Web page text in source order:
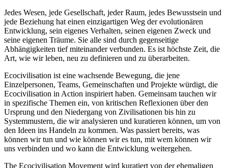
Jedes Wesen, jede Gesellschaft, jeder Raum, jedes Bewusstsein und
jede Beziehung hat einen einzigartigen Weg der evolutionären
Entwicklung, sein eigenes Verhalten, seinen eigenen Zweck und
seine eigenen Träume. Sie alle sind durch gegenseitige
Abhängigkeiten tief miteinander verbunden. Es ist höchste Zeit, die
Art, wie wir leben, neu zu definieren und zu überarbeiten.
Ecocivilisation ist eine wachsende Bewegung, die jene
Einzelpersonen, Teams, Gemeinschaften und Projekte würdigt, die
Ecocivilisation in Action inspiriert haben. Gemeinsam tauchen wir
in spezifische Themen ein, von kritischen Reflexionen über den
Ursprung und den Niedergang von Zivilisationen bis hin zu
Systemmustern, die wir analysieren und kuratieren können, um von
den Ideen ins Handeln zu kommen. Was passiert bereits, was
können wir tun und wie können wir es tun, mit wem können wir
uns verbinden und wo kann die Entwicklung weitergehen.
The Ecocivilisation Movement wird kuratiert von der ehemaligen